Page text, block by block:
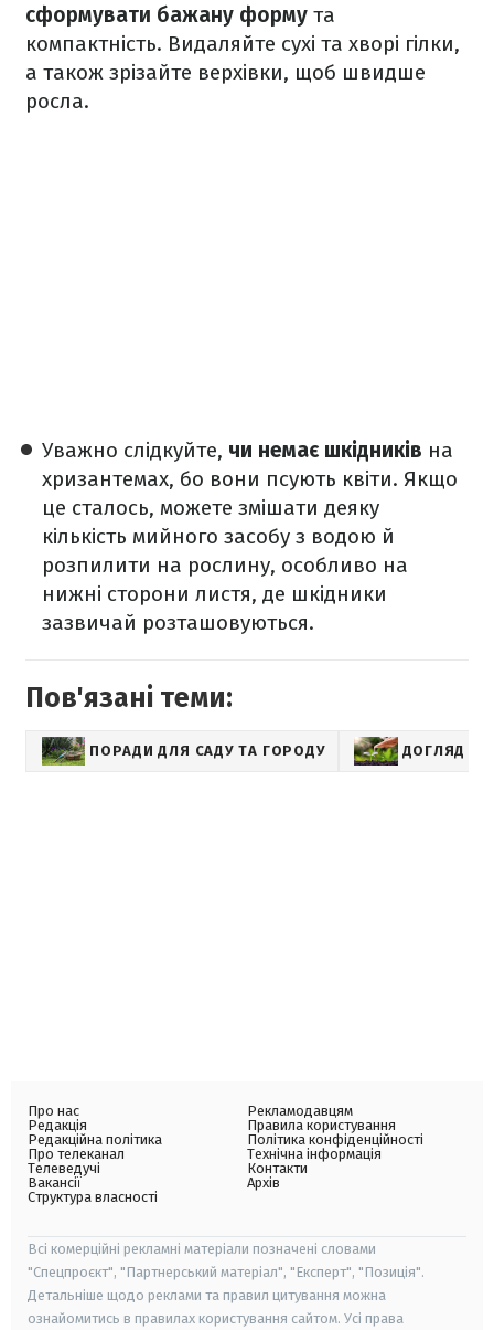
сформувати бажану форму та
компактність. Видаляйте сухі та хворі гілки,
а також зрізайте верхівки, щоб швидше
росла.
Уважно слідкуйте, чи немає шкідників на
хризантемах, бо вони псують квіти. Якщо
це сталось, можете змішати деяку
кількість мийного засобу з водою й
розпилити на рослину, особливо на
нижні сторони листя, де шкідники
зазвичай розташовуються.
Пов'язані теми:
ПОРАДИ ДЛЯ САДУ ТА ГОРОДУ ДОГЛЯД
Про нас
Редакція
Редакційна політика
Про телеканал
Телеведучі
Вакансії
Структура власності
Рекламодавцям
Правила користування
Політика конфіденційності
Технічна інформація
Контакти
Архів
Всі комерційні рекламні матеріали позначені словами
"Спецпроєкт", "Партнерський матеріал", "Експерт", "Позиція".
Детальніше щодо реклами та правил цитування можна
ознайомитись в правилах користування сайтом. Усі права